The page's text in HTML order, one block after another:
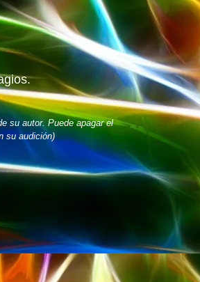
su autor. Puede apagar el
su audición)